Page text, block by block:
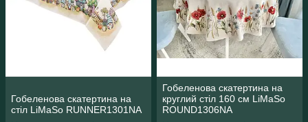
Гобеленова скатертина на
стіл LiMaSo RUNNER1301NA
Гобеленова скатертина на
круглий стіл 160 см LiMaSo
ROUND1306NA